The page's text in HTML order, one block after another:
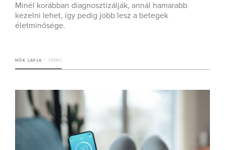
Minél korábban diagnosztizálják, annál hamarabb
kezelni lehet, így pedig jobb lesz a betegek
életminősége.
NŐK LAPJA 3 PERC